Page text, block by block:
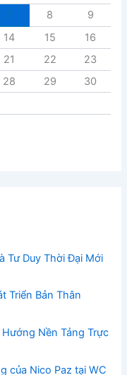
8
9
14 15
16
21 22
23
28 29
30
Tư Duy Thời Đại Mới
Triển Bản Thân
Nền Tảng Trực
của Nico Paz tại WC